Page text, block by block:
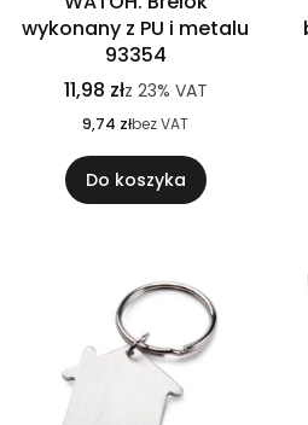
wykonany z PU i metalu
93354
11,98 złz 23% VAT
9,74 złbez VAT
Do koszyka